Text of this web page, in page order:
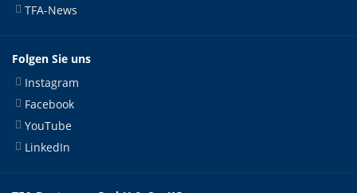
TFA-News
Folgen Sie uns
Instagram
Facebook
YouTube
LinkedIn